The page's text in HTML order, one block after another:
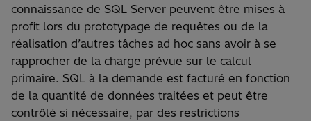
connaissance de SQL Server peuvent être mises à
profit lors du prototypage de requêtes ou de la
réalisation d’autres tâches ad hoc sans avoir à se
rapprocher de la charge prévue sur le calcul
primaire. SQL à la demande est facturé en fonction
de la quantité de données traitées et peut être
contrôlé si nécessaire, par des restrictions